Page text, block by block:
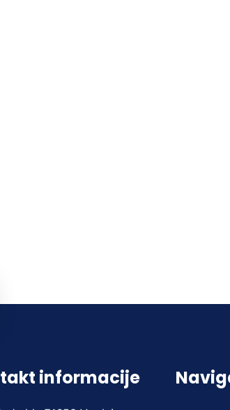
informacije